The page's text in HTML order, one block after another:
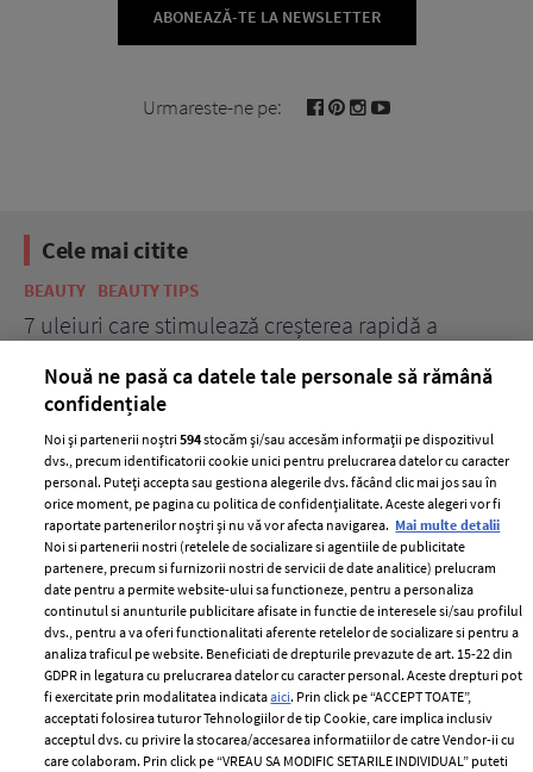
ABONEAZĂ-TE LA NEWSLETTER
Urmareste-ne pe:
Cele mai citite
BEAUTY BEAUTY TIPS
7 uleiuri care stimulează creșterea rapidă a
ELLE Style Awards
2024
Despre ELLE
Romania
Contact
Abonamente
Termeni si conditii
Politica de
confidențialitate
Politica de cookies
Publicitate
Nouă ne pasă ca datele tale personale să rămână
confidențiale
Noi și partenerii noștri594stocăm și/sau accesăm informații pe dispozitivul
dvs., precum identificatorii cookie unici pentru prelucrarea datelor cu caracter
personal. Puteți accepta sau gestiona alegerile dvs. făcând clic mai jos sau în
orice moment, pe pagina cu politica de confidențialitate. Aceste alegeri vor fi
raportate partenerilor noștri și nu vă vor afecta navigarea. Mai multe detalii
Noi si partenerii nostri (retelele de socializare si agentiile de publicitate
partenere, precum si furnizorii nostri de servicii de date analitice) prelucram
date pentru a permite website-ului sa functioneze, pentru a personaliza
continutul si anunturile publicitare afisate in functie de interesele si/sau profilul
dvs., pentru a va oferi functionalitati aferente retelelor de socializare si pentru a
analiza traficul pe website. Beneficiati de drepturile prevazute de art. 15-22 din
GDPR in legatura cu prelucrarea datelor cu caracter personal. Aceste drepturi pot
fi exercitate prin modalitatea indicataaici. Prin click pe “ACCEPT TOATE”,
acceptati folosirea tuturor Tehnologiilor de tip Cookie, care implica inclusiv
acceptul dvs. cu privire la stocarea/accesarea informatiilor de catre Vendor-ii cu
care colaboram. Prin click pe “VREAU SA MODIFIC SETARILE INDIVIDUAL” puteti